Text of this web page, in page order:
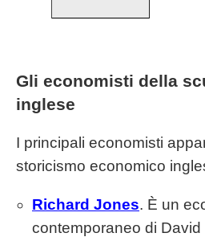
Gli economisti della
inglese
I principali economisti
storicismo economico
Richard Jones. È un
contemporaneo di